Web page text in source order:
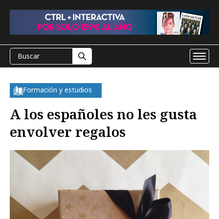
Formación y estudios
A los españoles no les gusta
envolver regalos